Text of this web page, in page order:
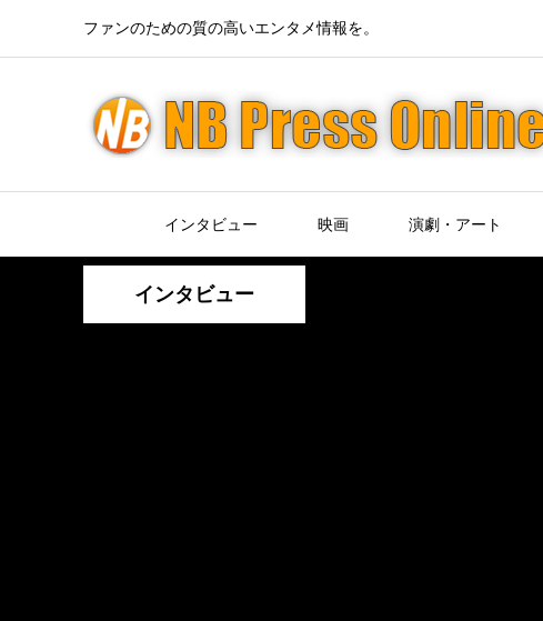
ファンのための質の高いエンタメ情報を。
インタビュー 映画 演劇・アート
インタビュー